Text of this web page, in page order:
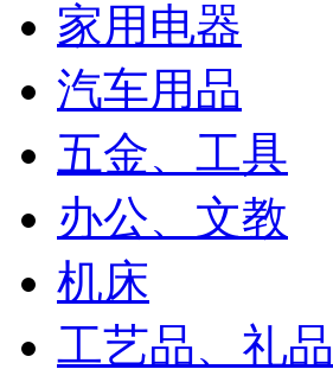
家用电器
汽车用品
五金、工具
办公、文教
机床
工艺品、礼品